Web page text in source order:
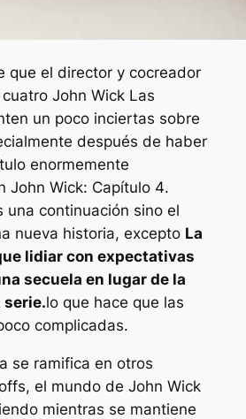
que el director y cocreador
John WickLas
un poco inciertas sobre
después de haber
enormemente
John Wick: Capítulo 4.
una continuación sino el
nueva historia, excepto La
lidiar con expectativas
secuela en lugar de la
serie.lo que hace que las
complicadas.
se ramifica en otros
el mundo de John Wick
mientras se mantiene